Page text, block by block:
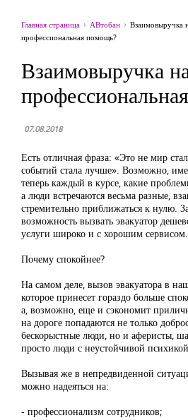
Главная страница АВтобан
Взаимовыручка
профессиональная помощь?
Взаимовыручка
07.08.2018
Есть отличная фраза: «Это не мир
событий стала лучше». Возможно,
теперь каждый в курсе, какие
а люди встречаются весьма разные,
стремительно приближаться к нулю.
возможность вызвать эвакуатор
услуги широко и с хорошим сервисом.
Почему спокойнее?
На самом деле, вызов эвакуатора в
которое принесет гораздо больше
а, возможно, еще и сэкономит
на дороге попадаются не только
бескорыстные люди, но и аферисты,
просто люди с неустойчивой
Вызывая же в непредвиденной
можно надеяться на:
- профессионализм сотрудников;